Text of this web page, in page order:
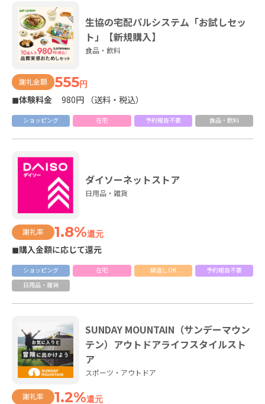
生協の宅配パルシステム「お試しセッ
ト」【新規購入】
食品・飲料
謝礼金額 555円
◼体験料金 980円 （送料・税込）
ショッピング 在宅 予約報告不要 食品・飲料
ダイソーネットストア
日用品・雑貨
謝礼率 1.8%還元
◼購入金額に応じて還元
ショッピング 在宅 繰返しOK
予約報告不要
日用品・雑貨
SUNDAY MOUNTAIN（サンデーマウン
テン）アウトドアライフスタイルスト
ア
スポーツ・アウトドア
謝礼率 1.2%還元